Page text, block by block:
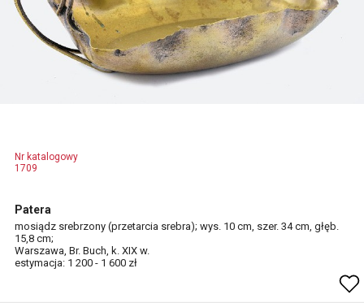
Nr katalogowy
1709
Patera
mosiądz srebrzony (przetarcia srebra); wys. 10 cm, szer. 34 cm, głęb.
15,8 cm;
Warszawa, Br. Buch, k. XIX w.
estymacja: 1 200 - 1 600 zł